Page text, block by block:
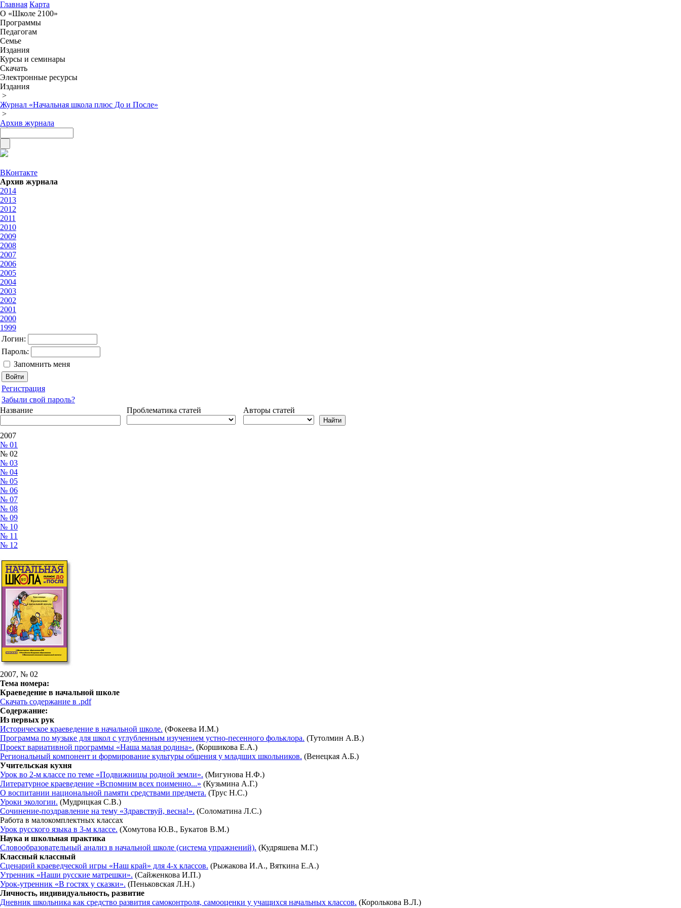
Главная Карта
О «Школе 2100»
Программы
Педагогам
Семье
Издания
Курсы и семинары
Скачать
Электронные ресурсы
Издания
>
Журнал «Начальная школа плюс До и После»
>
Архив журнала
ВКонтакте
Архив журнала
2014
2013
2012
2011
2010
2009
2008
2007
2006
2005
2004
2003
2002
2001
2000
1999
Логин:
Пароль:
Запомнить меня
Регистрация
Забыли свой пароль?
Название
Проблематика статей Авторы статей
2007
№ 01
№ 02
№ 03
№ 04
№ 05
№ 06
№ 07
№ 08
№ 09
№ 10
№ 11
№ 12
2007, № 02
Тема номера:
Краеведение в начальной школе
Скачать содержание в .pdf
Содержание:
Из первых рук
Историческое краеведение в начальной школе. (Фокеева И.М.)
Программа по музыке для школ с углубленным изучением устно-песенного фольклора. (Тутолмин А.В.)
Проект вариативной программы «Наша малая родина». (Коршикова Е.А.)
Региональный компонент и формирование культуры общения у младших школьников. (Венецкая А.Б.)
Учительская кухня
Урок во 2-м классе по теме «Подвижницы родной земли». (Мигунова Н.Ф.)
Литературное краеведение «Вспомним всех поименно...» (Кузьмина А.Г.)
О воспитании национальной памяти средствами предмета. (Трус Н.С.)
Уроки экологии. (Мудрицкая С.В.)
Сочинение-поздравление на тему «Здравствуй, весна!». (Соломатина Л.С.)
Работа в малокомплектных классах
Урок русского языка в 3-м классе. (Хомутова Ю.В., Букатов В.М.)
Наука и школьная практика
Словообразовательный анализ в начальной школе (система упражнений). (Кудряшева М.Г.)
Классный классный
Сценарий краеведческой игры «Наш край» для 4-х классов. (Рыжакова И.А., Вяткина Е.А.)
Утренник «Наши русские матрешки». (Сайженкова И.П.)
Урок-утренник «В гостях у сказки». (Пеньковская Л.Н.)
Личность, индивидуальность, развитие
Дневник школьника как средство развития самоконтроля, самооценки у учащихся начальных классов. (Королькова В.Л.)